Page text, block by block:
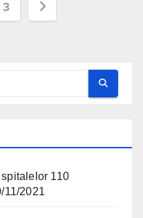
3
110
11/2021